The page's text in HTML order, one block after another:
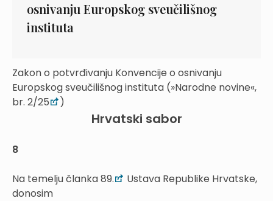
osnivanju Europskog sveučilišnog
instituta
Zakon o potvrđivanju Konvencije o osnivanju
Europskog sveučilišnog instituta (»Narodne novine«,
br. 2/25
)
Hrvatski sabor
8
Na temelju članka 89.
Ustava Republike Hrvatske,
donosim